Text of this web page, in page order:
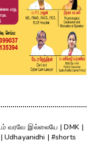
இல்லையே | DMK |
Udhayanidhi | #shorts